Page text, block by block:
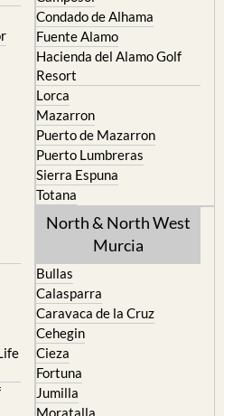
Condado de Alhama
Fuente Alamo
Hacienda del Alamo Golf
Resort
Lorca
Mazarron
Puerto de Mazarron
Puerto Lumbreras
Sierra Espuna
Totana
North & North West
Murcia
Bullas
Calasparra
Caravaca de la Cruz
Cehegin
Cieza
Fortuna
Jumilla
Moratalla